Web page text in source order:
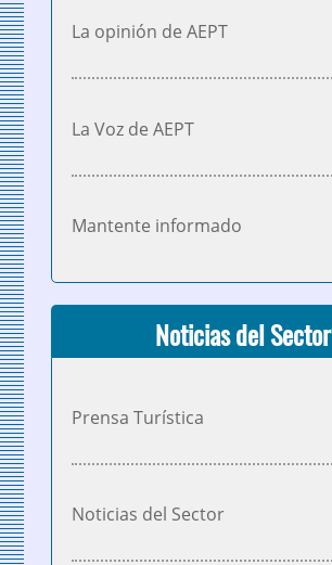
La opinión de AEPT
La Voz de AEPT
Mantente informado
Noticias del Sector
Prensa Turística
Noticias del Sector